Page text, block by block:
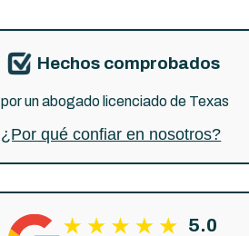
Hechos comprobados
por un abogado licenciado de Texas
¿Por qué confiar en nosotros?
5.0